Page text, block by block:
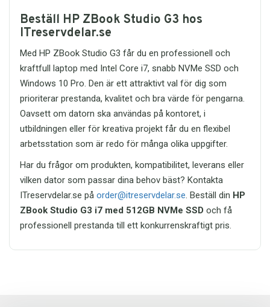
Beställ HP ZBook Studio G3 hos
ITreservdelar.se
Med HP ZBook Studio G3 får du en professionell och
kraftfull laptop med Intel Core i7, snabb NVMe SSD och
Windows 10 Pro. Den är ett attraktivt val för dig som
prioriterar prestanda, kvalitet och bra värde för pengarna.
Oavsett om datorn ska användas på kontoret, i
utbildningen eller för kreativa projekt får du en flexibel
arbetsstation som är redo för många olika uppgifter.
Har du frågor om produkten, kompatibilitet, leverans eller
vilken dator som passar dina behov bäst? Kontakta
ITreservdelar.se på order@itreservdelar.se. Beställ din HP
ZBook Studio G3 i7 med 512GB NVMe SSD och få
professionell prestanda till ett konkurrenskraftigt pris.